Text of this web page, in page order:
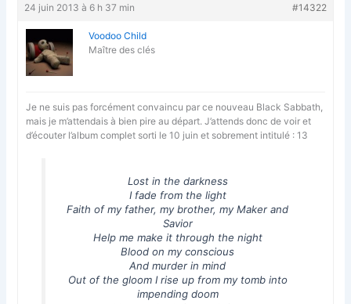
24 juin 2013 à 6 h 37 min #14322
Voodoo Child
Maître des clés
Je ne suis pas forcément convaincu par ce nouveau Black Sabbath,
mais je m’attendais à bien pire au départ. J’attends donc de voir et
d’écouter l’album complet sorti le 10 juin et sobrement intitulé : 13
Lost in the darkness
I fade from the light
Faith of my father, my brother, my Maker and
Savior
Help me make it through the night
Blood on my conscious
And murder in mind
Out of the gloom I rise up from my tomb into
impending doom